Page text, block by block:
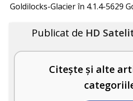
Goldilocks-Glacier în 4.1.4-5629
Publicat de HD
Citește și alte